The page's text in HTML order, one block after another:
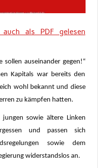
als PDF gelesen
sollen auseinander gegen!“
Kapitals war bereits den
wohl bekannt und diese
zu kämpfen hatten.
jungen sowie ältere Linken
und passen sich
sowie dem
widerstandslos an.